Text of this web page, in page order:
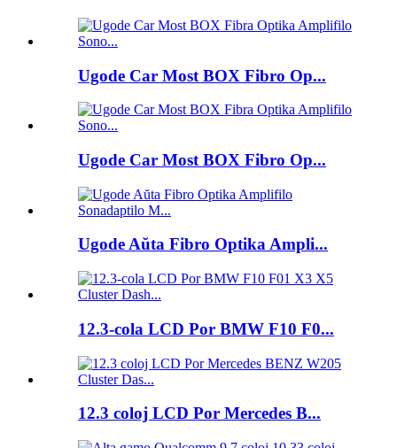
Ugode Car Most BOX Fibro Op...
Ugode Car Most BOX Fibro Op...
Ugode Aŭta Fibro Optika Ampli...
12.3-cola LCD Por BMW F10 F0...
12.3 coloj LCD Por Mercedes B...